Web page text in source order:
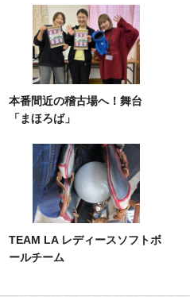
本番間近の稽古場へ！舞台
「まほろば」
TEAM LA レディースソフトボ
ールチーム